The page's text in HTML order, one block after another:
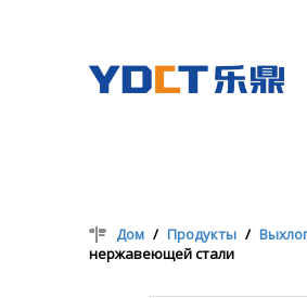
Дом / Продукты /
нержавеющей стали